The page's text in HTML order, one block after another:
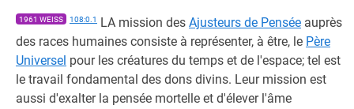
1961 WEISS 108:0.1 LA mission des Ajusteurs de Pensée auprès
des races humaines consiste à représenter, à être, le Père
Universel pour les créatures du temps et de l'espace; tel est
le travail fondamental des dons divins. Leur mission est
aussi d'exalter la pensée mortelle et d'élever l'âme